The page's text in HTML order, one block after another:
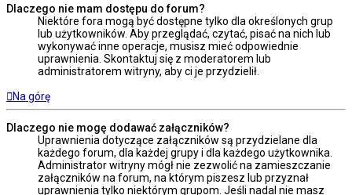
Dlaczego nie mam dostępu do forum?
Niektóre fora mogą być dostępne tylko dla określonych grup
lub użytkowników. Aby przeglądać, czytać, pisać na nich lub
wykonywać inne operacje, musisz mieć odpowiednie
uprawnienia. Skontaktuj się z moderatorem lub
administratorem witryny, aby ci je przydzielił.
Na górę
Dlaczego nie mogę dodawać załączników?
Uprawnienia dotyczące załączników są przydzielane dla
każdego forum, dla każdej grupy i dla każdego użytkownika.
Administrator witryny mógł nie zezwolić na zamieszczanie
załączników na forum, na którym piszesz lub przyznał
uprawnienia tylko niektórym grupom. Jeśli nadal nie masz